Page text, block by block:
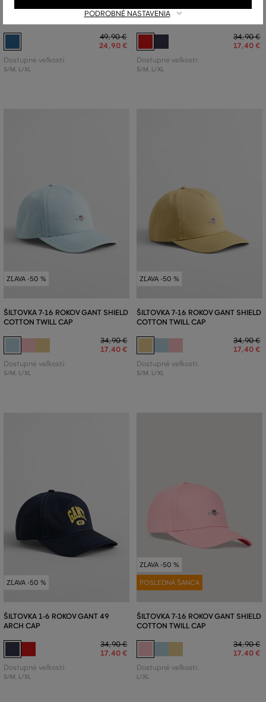
ŠILTOVKA 7-16 ROKOV GANT SHIELD
49,90 €
24,90 €
Dostupné veľkosti:
S/M, L/XL
ŠILTOVKA 1-6 ROKOV GANT 49
ARCH CAP
34,90 €
17,40 €
Dostupné veľkosti:
S/M, L/XL
ZĽAVA -50 %
ŠILTOVKA 7-16 ROKOV GANT SHIELD
COTTON TWILL CAP
34,90 €
17,40 €
Dostupné veľkosti:
S/M, L/XL
ZĽAVA -50 %
ŠILTOVKA 7-16 ROKOV GANT SHIELD
COTTON TWILL CAP
34,90 €
17,40 €
Dostupné veľkosti:
S/M, L/XL
ZĽAVA -50 %
ŠILTOVKA 1-6 ROKOV GANT 49
ARCH CAP
34,90 €
17,40 €
Dostupné veľkosti:
S/M, L/XL
ZĽAVA -50 %
POSLEDNÁ ŠANCA
ŠILTOVKA 7-16 ROKOV GANT SHIELD
COTTON TWILL CAP
34,90 €
17,40 €
Dostupné veľkosti:
L/XL
PODROBNÉ NASTAVENIA